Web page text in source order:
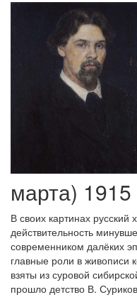
марта) 1915
В своих картинах
действительность
современником далёких
главные роли в живописи
взяты из суровой
прошло детство В.